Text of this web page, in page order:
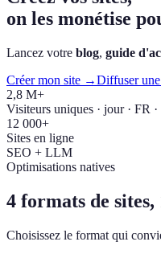
on les monétise
Lancez votre blog, guide
Créer mon site →Diffuser
2,8 M+
Visiteurs uniques · jour · FR
12 000+
Sites en ligne
SEO + LLM
Optimisations natives
4 formats de
Choisissez le format qui